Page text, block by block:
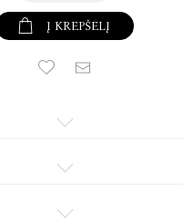
Į KREPŠELĮ